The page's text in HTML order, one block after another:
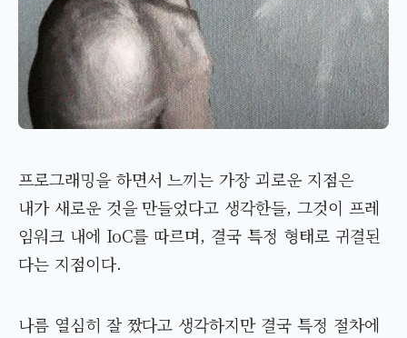
프로그래밍을 하면서 느끼는 가장 괴로운 지점은
내가 새로운 것을 만들었다고 생각한들, 그것이 프레
임워크 내에 IoC를 따르며, 결국 특정 형태로 귀결된
다는 지점이다.
나름 열심히 잘 짰다고 생각하지만 결국 특정 절차에